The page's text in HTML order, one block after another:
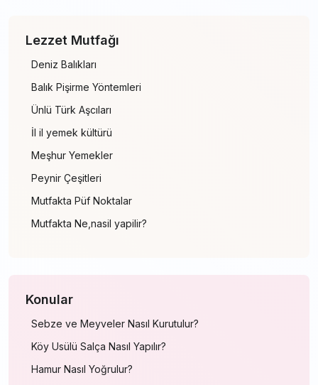
Lezzet Mutfağı
Deniz Balıkları
Balık Pişirme Yöntemleri
Ünlü Türk Aşcıları
İl il yemek kültürü
Meşhur Yemekler
Peynir Çeşitleri
Mutfakta Püf Noktalar
Mutfakta Ne,nasil yapilir?
Konular
Sebze ve Meyveler Nasıl Kurutulur?
Köy Usülü Salça Nasıl Yapılır?
Hamur Nasıl Yoğrulur?